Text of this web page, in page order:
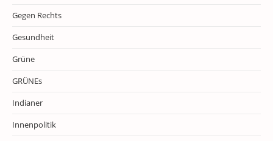
Gegen Rechts
Gesundheit
Grüne
GRÜNEs
Indianer
Innenpolitik